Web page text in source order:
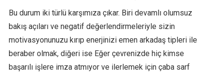
Bu durum iki türlü karşımıza çıkar. Biri devamlı olumsuz
bakış açıları ve negatif değerlendirmeleriyle sizin
motivasyonunuzu kırıp enerjinizi emen arkadaş tipleri ile
beraber olmak, diğeri ise Eğer çevrenizde hiç kimse
başarılı işlere imza atmıyor ve ilerlemek için çaba sarf